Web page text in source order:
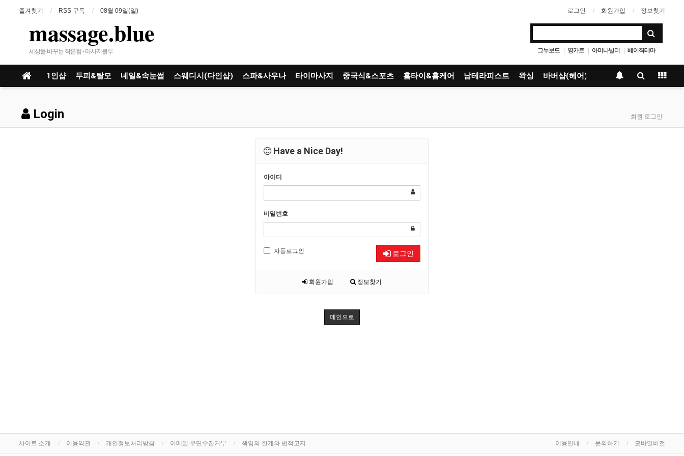
즐겨찾기 RSS 구독 08월 09일(일) 로그인 회원가입 정보찾기
massage.blue
세상을 바꾸는 작은힘 - 마사지블루 그누보드 | 영카트 | 아미나빌더 | 베이직테마
1인샵 두피&탈모 네일&속눈썹 스웨디시(다인샵) 스파&사우나 타이마사지 중국식&스포츠 홈타이&홈케어 남테라피스트 왁싱 바버샵(헤어)
Login 회원 로그인
Have a Nice Day!
아이디
비밀번호
자동로그인 로그인
회원가입 정보찾기
메인으로
사이트 소개 이용약관 개인정보처리방침 이메일 무단수집거부 책임의 한계와 법적고지 이용안내 문의하기 모바일버전